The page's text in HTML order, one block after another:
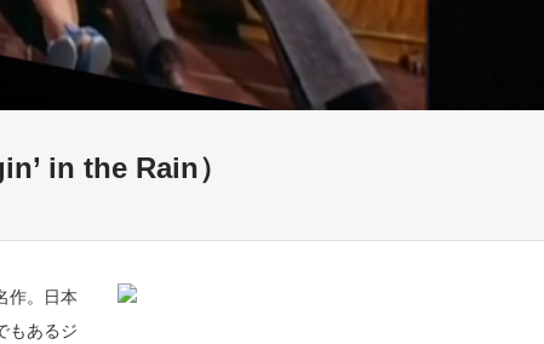
in the Rain）
作。日本
もあるジ